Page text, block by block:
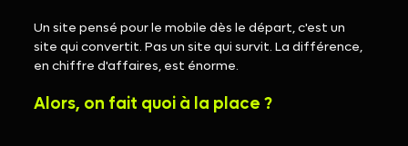
Un site pensé pour le mobile dès le départ, c'est un
site qui convertit. Pas un site qui survit. La différence,
en chiffre d'affaires, est énorme.
Alors, on fait quoi à la place ?